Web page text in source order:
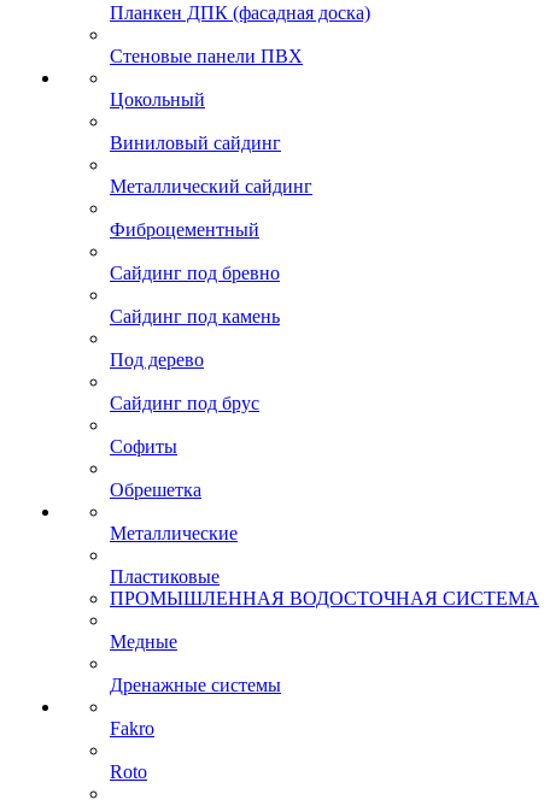
Планкен ДПК (фасадная доска)
Стеновые панели ПВХ
Цокольный
Виниловый сайдинг
Металлический сайдинг
Фиброцементный
Сайдинг под бревно
Сайдинг под камень
Под дерево
Сайдинг под брус
Софиты
Обрешетка
Металлические
Пластиковые
ПРОМЫШЛЕННАЯ ВОДОСТОЧНАЯ СИСТЕМА
Медные
Дренажные системы
Fakro
Roto